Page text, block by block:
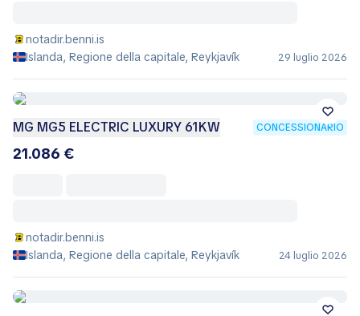
notadir.benni.is
Islanda, Regione della capitale, Reykjavík
29 luglio 2026
MG MG5 ELECTRIC LUXURY 61KW CONCESSIONARIO
21.086 €
notadir.benni.is
Islanda, Regione della capitale, Reykjavík
24 luglio 2026